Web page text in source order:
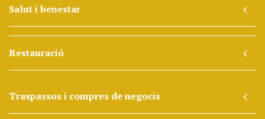
Salut i benestar
Restauració
Traspassos i compres de negocis